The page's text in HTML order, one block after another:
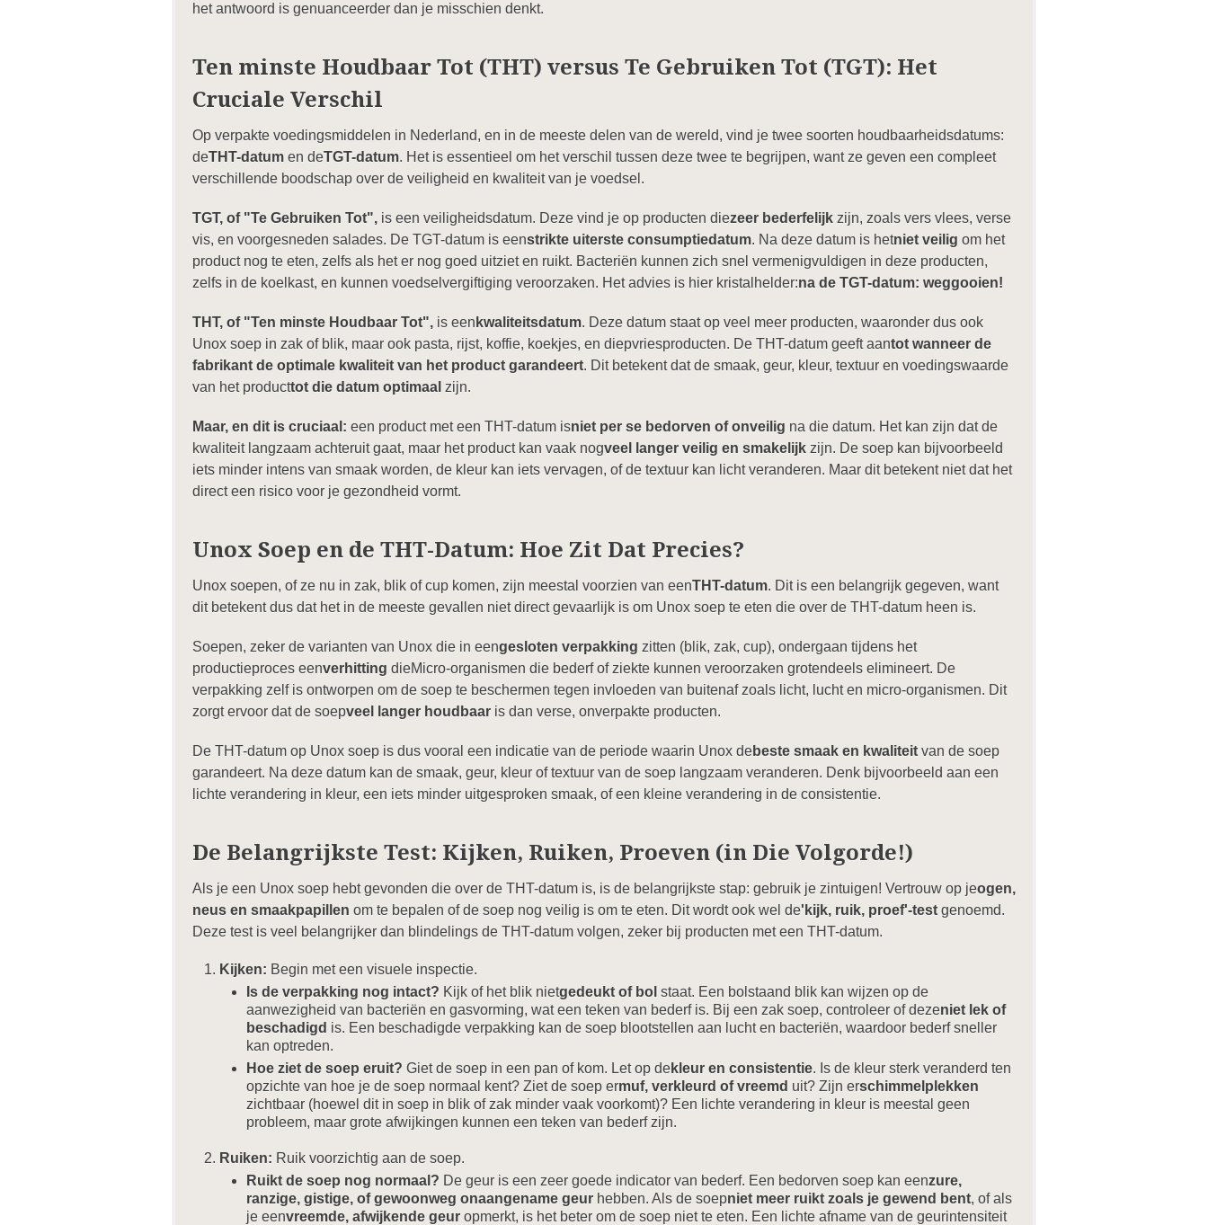
het antwoord is genuanceerder dan je misschien denkt.
Ten minste Houdbaar Tot (THT) versus Te Gebruiken Tot (TGT): Het
Cruciale Verschil
Op verpakte voedingsmiddelen in Nederland, en in de meeste delen van de wereld, vind je twee soorten houdbaarheidsdatums:
deTHT-datum en deTGT-datum. Het is essentieel om het verschil tussen deze twee te begrijpen, want ze geven een compleet
verschillende boodschap over de veiligheid en kwaliteit van je voedsel.
TGT, of "Te Gebruiken Tot", is een veiligheidsdatum. Deze vind je op producten diezeer bederfelijk zijn, zoals vers vlees, verse
vis, en voorgesneden salades. De TGT-datum is eenstrikte uiterste consumptiedatum. Na deze datum is hetniet veilig om het
product nog te eten, zelfs als het er nog goed uitziet en ruikt. Bacteriën kunnen zich snel vermenigvuldigen in deze producten,
zelfs in de koelkast, en kunnen voedselvergiftiging veroorzaken. Het advies is hier kristalhelder:na de TGT-datum: weggooien!
THT, of "Ten minste Houdbaar Tot", is een kwaliteitsdatum. Deze datum staat op veel meer producten, waaronder dus ook
Unox soep in zak of blik, maar ook pasta, rijst, koffie, koekjes, en diepvriesproducten. De THT-datum geeft aantot wanneer de
fabrikant de optimale kwaliteit van het product garandeert. Dit betekent dat de smaak, geur, kleur, textuur en voedingswaarde
van het producttot die datum optimaal zijn.
Maar, en dit is cruciaal: een product met een THT-datum isniet per se bedorven of onveilig na die datum. Het kan zijn dat de
kwaliteit langzaam achteruit gaat, maar het product kan vaak nogveel langer veilig en smakelijk zijn. De soep kan bijvoorbeeld
iets minder intens van smaak worden, de kleur kan iets vervagen, of de textuur kan licht veranderen. Maar dit betekent niet dat het
direct een risico voor je gezondheid vormt.
Unox Soep en de THT-Datum: Hoe Zit Dat Precies?
Unox soepen, of ze nu in zak, blik of cup komen, zijn meestal voorzien van eenTHT-datum. Dit is een belangrijk gegeven, want
dit betekent dus dat het in de meeste gevallen niet direct gevaarlijk is om Unox soep te eten die over de THT-datum heen is.
Soepen, zeker de varianten van Unox die in eengesloten verpakking zitten (blik, zak, cup), ondergaan tijdens het
productieproces eenverhitting dieMicro-organismen die bederf of ziekte kunnen veroorzaken grotendeels elimineert. De
verpakking zelf is ontworpen om de soep te beschermen tegen invloeden van buitenaf zoals licht, lucht en micro-organismen. Dit
zorgt ervoor dat de soepveel langer houdbaar is dan verse, onverpakte producten.
De THT-datum op Unox soep is dus vooral een indicatie van de periode waarin Unox debeste smaak en kwaliteit van de soep
garandeert. Na deze datum kan de smaak, geur, kleur of textuur van de soep langzaam veranderen. Denk bijvoorbeeld aan een
lichte verandering in kleur, een iets minder uitgesproken smaak, of een kleine verandering in de consistentie.
De Belangrijkste Test: Kijken, Ruiken, Proeven (in Die Volgorde!)
Als je een Unox soep hebt gevonden die over de THT-datum is, is de belangrijkste stap: gebruik je zintuigen! Vertrouw op jeogen,
neus en smaakpapillen om te bepalen of de soep nog veilig is om te eten. Dit wordt ook wel de'kijk, ruik, proef'-test genoemd.
Deze test is veel belangrijker dan blindelings de THT-datum volgen, zeker bij producten met een THT-datum.
Kijken: Begin met een visuele inspectie.
Is de verpakking nog intact? Kijk of het blik nietgedeukt of bol staat. Een bolstaand blik kan wijzen op de
aanwezigheid van bacteriën en gasvorming, wat een teken van bederf is. Bij een zak soep, controleer of dezeniet lek of
beschadigd is. Een beschadigde verpakking kan de soep blootstellen aan lucht en bacteriën, waardoor bederf sneller
kan optreden.
Hoe ziet de soep eruit? Giet de soep in een pan of kom. Let op dekleur en consistentie. Is de kleur sterk veranderd ten
opzichte van hoe je de soep normaal kent? Ziet de soep ermuf, verkleurd of vreemd uit? Zijn erschimmelplekken
zichtbaar (hoewel dit in soep in blik of zak minder vaak voorkomt)? Een lichte verandering in kleur is meestal geen
probleem, maar grote afwijkingen kunnen een teken van bederf zijn.
Ruiken: Ruik voorzichtig aan de soep.
Ruikt de soep nog normaal? De geur is een zeer goede indicator van bederf. Een bedorven soep kan eenzure,
ranzige, gistige, of gewoonweg onaangename geur hebben. Als de soepniet meer ruikt zoals je gewend bent, of als
je eenvreemde, afwijkende geur opmerkt, is het beter om de soep niet te eten. Een lichte afname van de geurintensiteit